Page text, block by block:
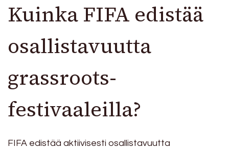
Kuinka FIFA edistää
osallistavuutta
grassroots-
festivaaleilla?
FIFA edistää aktiivisesti osallistavuutta